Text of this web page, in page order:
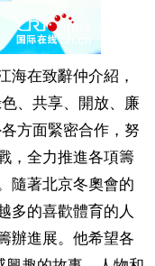
海在致辭仲介紹，
、共享、開放、廉
方面緊密合作，努
，全力推進各項籌
隨著北京冬奧會的
多的喜歡體育的人
辦進展。他希望各